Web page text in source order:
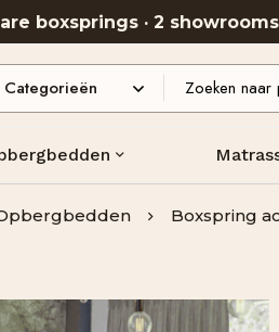
boxsprings · 2
Boxspring